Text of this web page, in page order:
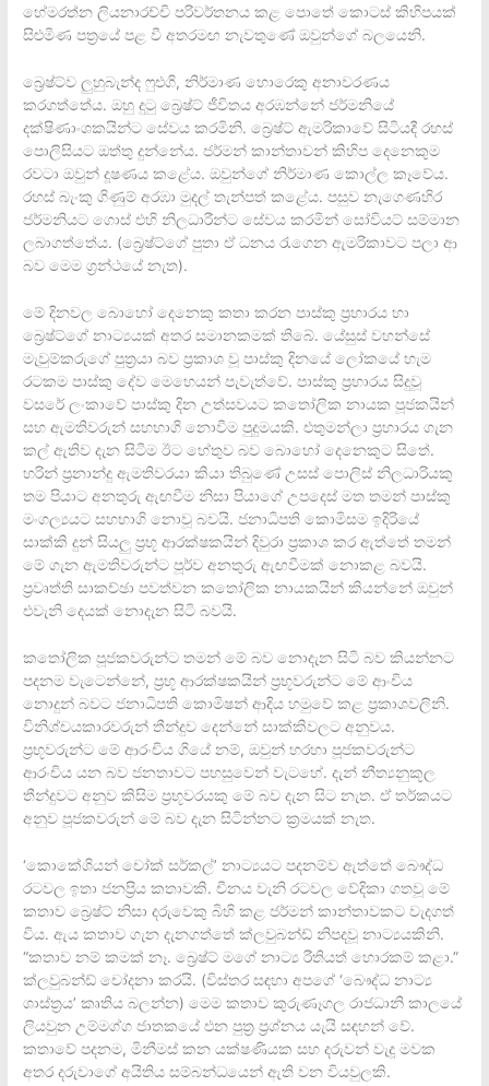
හේමරත්න ලියනාරච්චි පරිවර්තනය කළ පොතේ කොටස් කිහිපයක්
සිළුමිණ පත්‍රයේ පළ වී අතරමඟ නැවතුණේ ඔවුන්ගේ බලයෙනි.
බ්‍රෙෂ්ට්ව ලුහුබැන්ද ෆුඑගි, නිර්මාණ හොරෙකු අනාවරණය
කරගත්තේය. ඔහු දුටු බ්‍රෙෂ්ට් ජීවිතය අරඹන්නේ ජර්මනියේ
දක්ෂිණාංශකයින්ට සේවය කරමිනි. බ්‍රෙෂ්ට් ඇමරිකාවේ සිටියදී රහස්
පොලිසියට ඔත්තු දුන්නේය. ජර්මන් කාන්තාවන් කිහිප දෙනෙකුම
රවටා ඔවුන් දූෂණය කළේය. ඔවුන්ගේ නිර්මාණ කොල්ල කෑවේය.
රහස් බැංකු ගිණුම් අරඹා මුදල් තැන්පත් කළේය. පසුව නැගෙණහිර
ජර්මනියට ගොස් එහි නිලධාරීන්ට සේවය කරමින් සෝවියට් සම්මාන
ලබාගත්තේය. (බ්‍රෙෂ්ට්ගේ පුතා ඒ ධනය රැගෙන ඇමරිකාවට පලා ආ
බව මෙම ග්‍රන්ථයේ නැත).
මේ දිනවල බොහෝ දෙනෙකු කතා කරන පාස්කු ප්‍රහාරය හා
බ්‍රෙෂ්ට්ගේ නාට්‍යයක් අතර සමානකමක් තිබේ. යේසුස් වහන්සේ
මැවුම්කරුගේ පුත්‍රයා බව ප්‍රකාශ වූ පාස්කු දිනයේ ලෝකයේ හැම
රටකම පාස්කු දේව මෙහෙයන් පැවැත්වේ. පාස්කු ප්‍රහාරය සිදුවූ
වසරේ ලංකාවේ පාස්කු දින උත්සවයට කතෝලික නායක පූජකයින්
සහ ඇමතිවරුන් සහභාගි නොවීම පුදුමයකි. එතුමන්ලා ප්‍රහාරය ගැන
කල් ඇතිව දැන සිටීම ඊට හේතුව බව බොහෝ දෙනෙකුට සිතේ.
හරින් ප්‍රනාන්දු ඇමතිවරයා කියා තිබුණේ උසස් පොලිස් නිලධාරියකු
තම පියාට අනතුරු ඇඟවීම නිසා පියාගේ උපදෙස් මත තමන් පාස්කු
මංගල්‍යයට සහභාගි නොවූ බවයි. ජනාධිපති කොමිසම ඉදිරියේ
සාක්කි දුන් සියලු ප්‍රභූ ආරක්ෂකයින් දිවුරා ප්‍රකාශ කර ඇත්තේ තමන්
මේ ගැන ඇමතිවරුන්ට පූර්ව අනතුරු ඇඟවීමක් නොකළ බවයි.
ප්‍රවෘත්ති සාකච්ඡා පවත්වන කතෝලික නායකයින් කියන්නේ ඔවුන්
එවැනි දෙයක් නොදැන සිටි බවයි.
කතෝලික පූජකවරුන්ට තමන් මේ බව නොදැන සිටි බව කියන්නට
පදනම වැටෙන්නේ, ප්‍රභූ ආරක්ෂකයින් ප්‍රභූවරුන්ට මේ ආංචිය
නොදුන් බවට ජනාධිපති කොමිෂන් ආදිය හමුවේ කළ ප්‍රකාශවලිනි.
විනිශ්චයකාරවරුන් තීන්දුව දෙන්නේ සාක්කිවලට අනුවය.
ප්‍රභූවරුන්ට මේ ආරංචිය ගියේ නම්, ඔවුන් හරහා පූජකවරුන්ට
ආරංචිය යන බව ජනතාවට පහසුවෙන් වැටහේ. දැන් නීත්‍යනුකූල
තීන්දුවට අනුව කිසිම ප්‍රභූවරයකු මේ බව දැන සිට නැත. ඒ තර්කයට
අනුව පූජකවරුන් මේ බව දැන සිටින්නට ක්‍රමයක් නැත.
‘කොකේශියන් චෝක් සර්කල්’ නාට්‍යයට පදනම්ව ඇත්තේ බෞද්ධ
රටවල ඉතා ජනප්‍රිය කතාවකි. චීනය වැනි රටවල වේදිකා ගතවූ මේ
කතාව බ්‍රෙෂ්ට් නිසා දරුවෙකු බිහි කළ ජර්මන් කාන්තාවකට වැදගත්
විය. ඇය කතාව ගැන දැනගත්තේ ක්ලවුබන්ඩ් නිපදවූ නාට්‍යයකිනි.
“කතාව නම් කමක් නෑ. බ්‍රෙෂ්ට් මගේ නාට්‍ය රීතියත් හොරකම් කළා.”
ක්ලවුබන්ඩ් චෝදනා කරයි. (විස්තර සඳහා අපගේ ‘බෞද්ධ නාට්‍ය
ශාස්ත්‍රය’ කෘතිය බලන්න) මෙම කතාව කුරුණෑගල රාජධානි කාලයේ
ලියවුන උම්මග්ග ජාතකයේ එන පුත්‍ර ප්‍රශ්නය යැයි සඳහන් වේ.
කතාවේ පදනම, මිනීමස් කන යක්ෂණියක සහ දරුවන් වැදූ මවක
අතර දරුවාගේ අයිතිය සම්බන්ධයෙන් ඇති වන වියවුලකි.